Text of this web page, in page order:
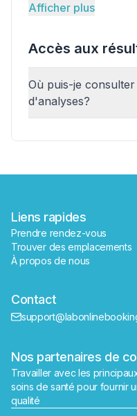
Afficher plus
Accès aux
Où puis-je
d'analyses?
Liens rapides
Prendre rendez-vous
Trouver des emplacements
À propos de nous
Contact
Nos partenaires de
Travailler avec les
soins de santé pour fournir
qualité